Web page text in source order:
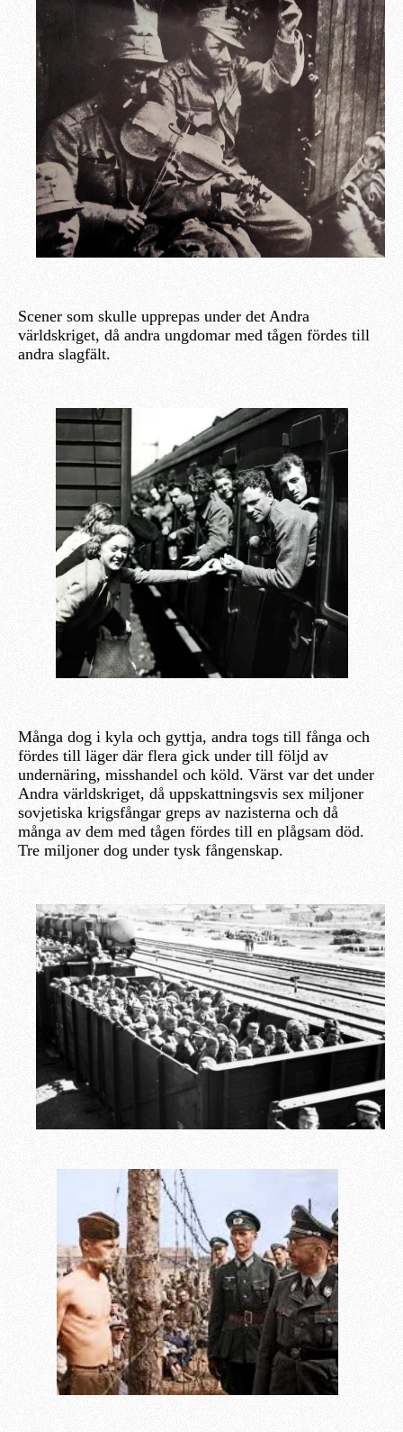
Scener som skulle upprepas under det Andra
världskriget, då andra ungdomar med tågen fördes till
andra slagfält.
Många dog i kyla och gyttja, andra togs till fånga och
fördes till läger där flera gick under till följd av
undernäring, misshandel och köld. Värst var det under
Andra världskriget, då uppskattningsvis sex miljoner
sovjetiska krigsfångar greps av nazisterna och då
många av dem med tågen fördes till en plågsam död.
Tre miljoner dog under tysk fångenskap.